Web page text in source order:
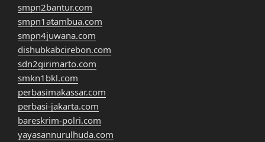
smpn2bantur.com
smpn1atambua.com
smpn4juwana.com
dishubkabcirebon.com
sdn2girimarto.com
smkn1bkl.com
perbasimakassar.com
perbasi-jakarta.com
bareskrim-polri.com
yayasannurulhuda.com